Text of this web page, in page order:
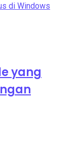
yang